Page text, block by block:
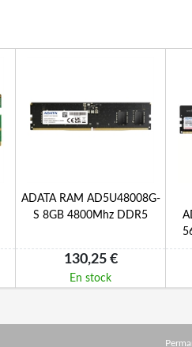
ADATA RAM AD5U48008G-
S 8GB 4800Mhz DDR5
130,25 €
En stock